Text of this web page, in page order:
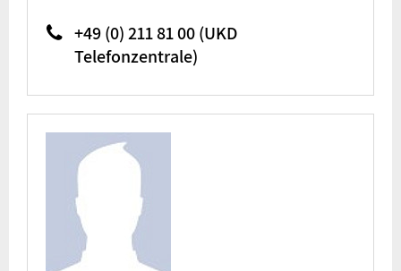
+49 (0) 211 81 00 (UKD
Telefonzentrale)